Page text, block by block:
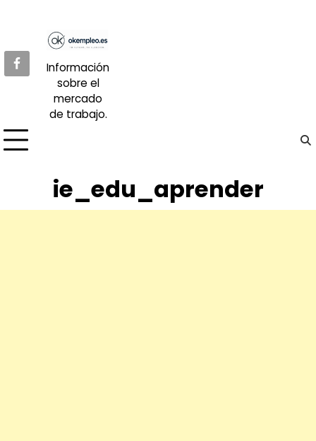
Información
sobre el
mercado
de trabajo.
ie_edu_aprender